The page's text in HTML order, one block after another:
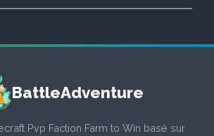
BattleAdventure
Pvp Faction Farm to Win basé sur